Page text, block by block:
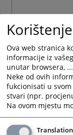
Ova web stranica
informacije iz
unutar browsera,
Neke od ovih
fukcionisati u
stvari (npr.
Na ovom mjestu
Translation